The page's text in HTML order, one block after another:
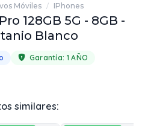
Móviles / IPhones
128GB 5G - 8GB -
Blanco
Garantía: 1 AÑO
similares: